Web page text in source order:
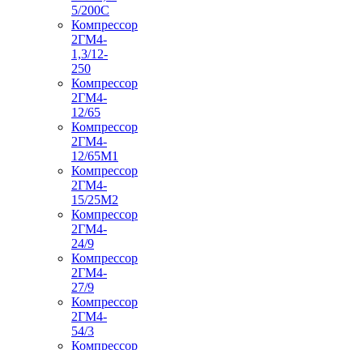
5/200С
Компрессор
2ГМ4-
1,3/12-
250
Компрессор
2ГМ4-
12/65
Компрессор
2ГМ4-
12/65М1
Компрессор
2ГМ4-
15/25М2
Компрессор
2ГМ4-
24/9
Компрессор
2ГМ4-
27/9
Компрессор
2ГМ4-
54/3
Компрессор